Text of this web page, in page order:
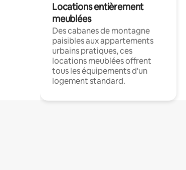
Locations entièrement
meublées
Des cabanes de montagne
paisibles aux appartements
urbains pratiques, ces
locations meublées offrent
tous les équipements d'un
logement standard.